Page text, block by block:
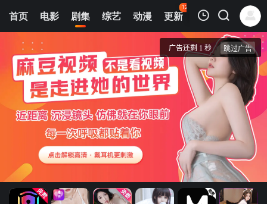
首页 电影 剧集 综艺 动漫 更新
120
热榜 APP
第1集
绝夜逢生 第二季
清空